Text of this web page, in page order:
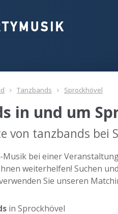
Tanzbands Sprockhövel
in und um
von tanzbands bei
Musik bei einer
weiterhelfen! Suchen
Sie unseren
in Sprockhövel